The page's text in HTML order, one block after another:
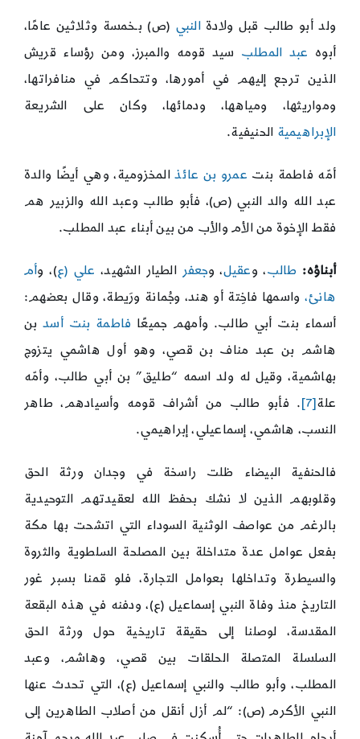
ولد أبو طالب قبل ولادةالنبي (ص) بـخمسة وثلاثين عامًا،
أبوه عبد المطلب سيد قومه والمبرز، ومن رؤساء قريش
الذين ترجع إليهم في أمورها، وتتحاكم في منافراتها،
ومواريثها، ومياهها، ودمائها، وكان على الشريعة
الإبراهيمية الحنيفية.
أمّه فاطمة بنت عمرو بن عائذالمخزومية، وهي أيضًا والدة
عبد الله والد النبي (ص)، فأبو طالب وعبد الله والزبير هم
فقط الإخوة من الأم والأب من بين أبناء عبد المطلب.
أبناؤه: طالب، وعقيل، وجعفر الطيار الشهيد، علي (ع)، وأم
هانئ، واسمها فاخِتة أو هند، وجُمانة ورَيطة، وقال بعضهم:
أسماء بنت أبي طالب. وأمهم جميعًا فاطمة بنت أسدبن
هاشم بن عبد مناف بن قصي، وهو أول هاشمي يتزوج
بهاشمية، وقيل له ولد اسمه “طليق” بن أبي طالب، وأمّه
علة[7]
. فأبو طالب من أشراف قومه وأسيادهم، طاهر
النسب، هاشمي، إسماعيلي، إبراهيمي.
فالحنفية البيضاء ظلت راسخة في وجدان ورثة الحق
وقلوبهم الذين لا نشك بحفظ الله لعقيدتهم التوحيدية
بالرغم من عواصف الوثنية السوداء التي اتشحت بها مكة
بفعل عوامل عدة متداخلة بين المصلحة السلطوية والثروة
والسيطرة وتداخلها بعوامل التجارة، فلو قمنا بسبر غور
التاريخ منذ وفاة النبي إسماعيل (ع)، ودفنه في هذه البقعة
المقدسة، لوصلنا إلى حقيقة تاريخية حول ورثة الحق
السلسلة المتصلة الحلقات بين قصي، وهاشم، وعبد
المطلب، وأبو طالب والنبي إسماعيل (ع)، التي تحدث عنها
النبي الأكرم (ص): “لم أزل أنقل من أصلاب الطاهرين إلى